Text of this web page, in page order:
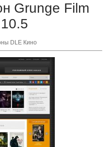
Grunge Film
DLE Кино